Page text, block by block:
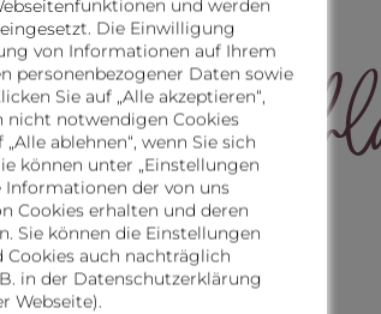
neue
DICH GEEIGNET?
und werden
Die Einwilligung
von Informationen auf Ihrem
personenbezogener Daten sowie
Sie auf „Alle akzeptieren“,
nicht notwendigen Cookies
ablehnen“, wenn Sie sich
können unter „Einstellungen
Informationen der von uns
Cookies erhalten und deren
Sie können die Einstellungen
Cookies auch nachträglich
in der Datenschutzerklärung
Webseite).